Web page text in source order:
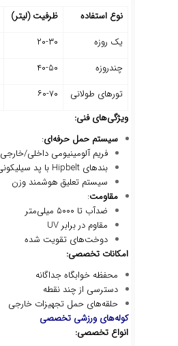
نوع استفاده
ظرفیت (لیتر)
یک روزه
۲۰-۳۰
چندروزه
۴۰-۵۰
تورهای طولانی
۶۰-۷۰
ویژگیهای فنی:
سیستم حمل حرفهای:
فریم آلومینیومی داخلی/خارجی
بندهای Hipbelt با پد سیلیکونی
سیستم تعلیق هوشمند وزن
مقاومت:
ضدآب تا ۵۰۰۰ میلی‌متر
مقاوم در برابر UV
دوخت‌های تقویت شده
امکانات تخصصی:
محفظه خوابگاه جداگانه
دسترسی از چند نقطه
حلقه‌های حمل تجهیزات خارجی
کولههای ورزشی تخصصی
انواع تخصصی: